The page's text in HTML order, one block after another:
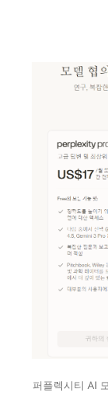
퍼플렉시티 AI